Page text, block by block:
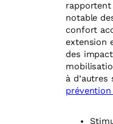
notable
confort
extension
des
à